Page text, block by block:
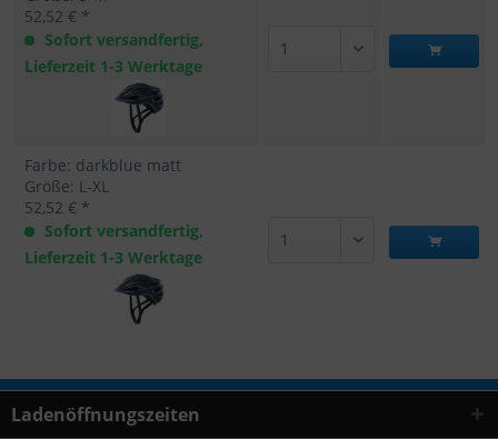
52,52 € *
Sofort versandfertig,
Lieferzeit 1-3 Werktage
Farbe: darkblue matt
Größe: L-XL
52,52 € *
Sofort versandfertig,
Lieferzeit 1-3 Werktage
Ladenöffnungszeiten